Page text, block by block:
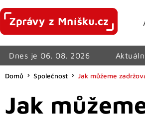
Dnes je 06. 08. 2026
Domů Společnost Jak můžeme
Jak